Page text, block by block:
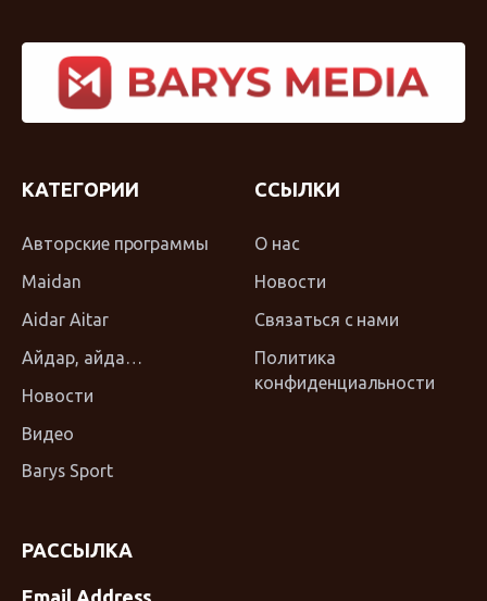
КАТЕГОРИИ
Авторские программы
Maidan
Aidar Aitar
Айдар, айда…
Новости
Видео
Barys Sport
ССЫЛКИ
О нас
Новости
Связаться с нами
Политика
конфиденциальности
РАССЫЛКА
Email Address